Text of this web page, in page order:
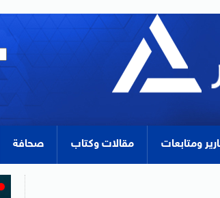
ومتابعات مقالات وكتاب صحافة